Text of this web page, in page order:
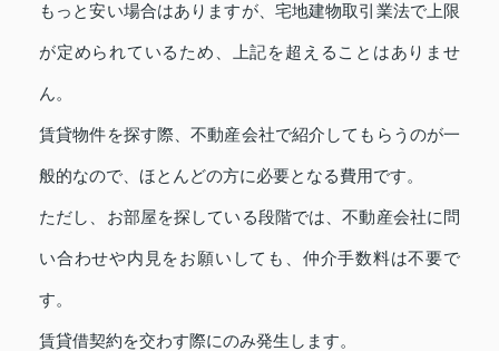
もっと安い場合はありますが、宅地建物取引業法で上限
が定められているため、上記を超えることはありませ
ん。
賃貸物件を探す際、不動産会社で紹介してもらうのが一
般的なので、ほとんどの方に必要となる費用です。
ただし、お部屋を探している段階では、不動産会社に問
い合わせや内見をお願いしても、仲介手数料は不要で
す。
賃貸借契約を交わす際にのみ発生します。